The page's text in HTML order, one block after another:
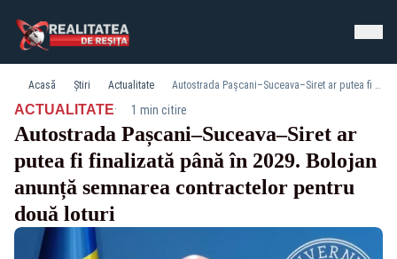
Acasă Știri Actualitate Autostrada Pașcani–Suceava–Siret ar putea fi finalizată până în 2029. Bolojan anunță semnarea contractelor pentru două loturi
ACTUALITATE· 1 min citire
Autostrada Pașcani–Suceava–Siret ar
putea fi finalizată până în 2029. Bolojan
anunță semnarea contractelor pentru
două loturi